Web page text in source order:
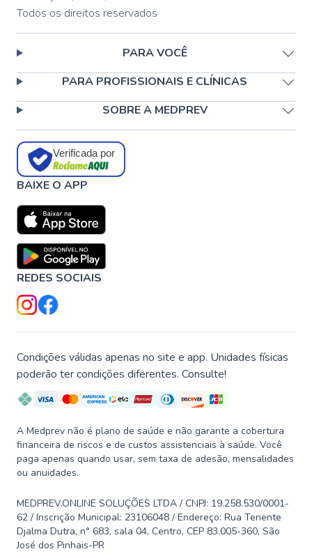
Todos os direitos reservados
PARA VOCÊ
PARA PROFISSIONAIS E CLÍNICAS
SOBRE A MEDPREV
Verificada por
BAIXE O APP
REDES SOCIAIS
Condições válidas apenas no site e app. Unidades físicas
poderão ter condições diferentes. Consulte!
A Medprev não é plano de saúde e não garante a cobertura
financeira de riscos e de custos assistenciais à saúde. Você
paga apenas quando usar, sem taxa de adesão, mensalidades
ou anuidades.
MEDPREV.ONLINE SOLUÇÕES LTDA / CNPJ: 19.258.530/0001-
62 / Inscrição Municipal: 23106048 / Endereço: Rua Tenente
Djalma Dutra, n° 683, sala 04, Centro, CEP 83.005-360, São
José dos Pinhais-PR